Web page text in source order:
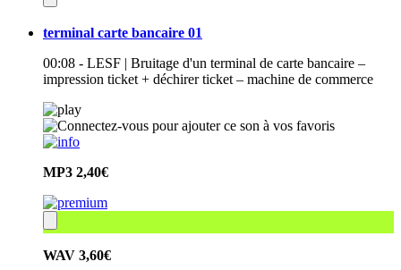
terminal carte bancaire 01
00:08 - LESF | Bruitage d'un terminal de carte bancaire –
impression ticket + déchirer ticket – machine de commerce
MP3 2,40€
WAV 3,60€